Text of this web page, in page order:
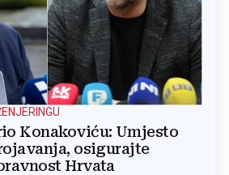
Konakoviću: Umjesto
osigurajte
Hrvata